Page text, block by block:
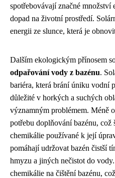
spotřebovávají značné množství
dopad na životní prostředí.
energii ze slunce, která je
Dalším ekologickým přínosem
odpařování vody z bazénu.
bariéra, která brání úniku vodní
důležité v horkých a suchých
významným problémem. Méně
potřebu doplňování bazénu, což
chemikálie používané k její
pomáhají udržovat bazén čistší
hmyzu a jiných nečistot do
chemikálie na čištění bazénu,